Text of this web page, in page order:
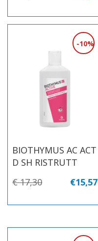
BIOTHYMUS AC ACT
D SH RISTRUTT
10%
€ 17,30 €15,57